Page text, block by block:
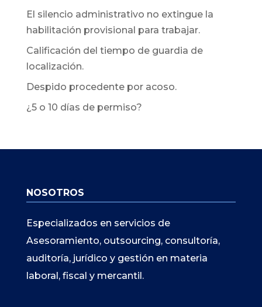
El silencio administrativo no extingue la
habilitación provisional para trabajar.
Calificación del tiempo de guardia de
localización.
Despido procedente por acoso.
¿5 o 10 días de permiso?
NOSOTROS
Especializados en servicios de
Asesoramiento, outsourcing, consultoría,
auditoría, jurídico y gestión en materia
laboral, fiscal y mercantil.